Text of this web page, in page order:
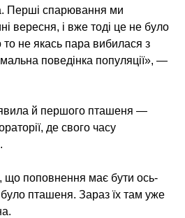
Перші спарювання ми
вересня, і вже тоді це не було
то не якась пара вибилася з
поведінка популяції», —
й першого пташеня —
де свого часу
що поповнення має бути ось-
було пташеня. Зараз їх там уже